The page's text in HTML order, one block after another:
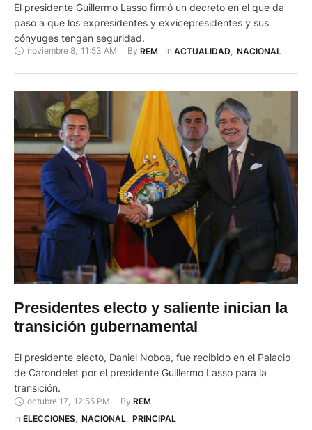
El presidente Guillermo Lasso firmó un decreto en el que da
paso a que los expresidentes y exvicepresidentes y sus
cónyuges tengan seguridad.
noviembre 8, 11:53 AM By REM In ACTUALIDAD NACIONAL
Presidentes electo y saliente inician la
transición gubernamental
El presidente electo, Daniel Noboa, fue recibido en el Palacio
de Carondelet por el presidente Guillermo Lasso para la
transición.
octubre 17 12:55 PM By REM
In ELECCIONES, NACIONAL, PRINCIPAL